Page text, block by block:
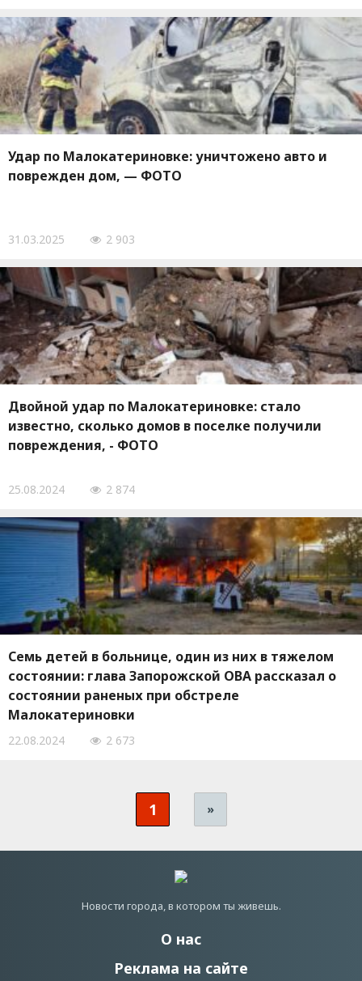
Удар по Малокатериновке: уничтожено авто и
поврежден дом, — ФОТО
31.03.2025 2 903
Двойной удар по Малокатериновке: стало
известно, сколько домов в поселке получили
повреждения, - ФОТО
25.08.2024 2 874
Семь детей в больнице, один из них в тяжелом
состоянии: глава Запорожской ОВА рассказал о
состоянии раненых при обстреле
Малокатериновки
22.08.2024 2 673
1 »
Новости города, в котором ты живешь.
О нас
Реклама на сайте